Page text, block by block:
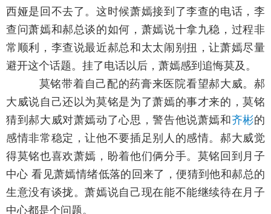
西娅是回不去了。这时候萧嫣接到了李查的电话，李
查问萧嫣和郝总谈的如何，萧嫣说十拿九稳，过程非
常顺利，李查说最近郝总和太太闹别扭，让萧嫣尽量
避开这个话题。挂了电话以后，萧嫣感到追悔莫及。
莫铭带着自己配的药膏来医院看望郝大威。郝
大威说自己还以为莫铭是为了萧嫣的事才来的，莫铭
猜到郝大威对萧嫣动了心思，警告他说萧嫣和齐彬的
感情非常稳定，让他不要插足别人的感情。郝大威觉
得莫铭也喜欢萧嫣，盼着他们俩分手。莫铭回到月子
中心 看见萧嫣情绪低落的回来了，便猜到他和郝总的
生意没有谈拢。萧嫣说自己现在能不能继续待在月子
中心都是个问题。